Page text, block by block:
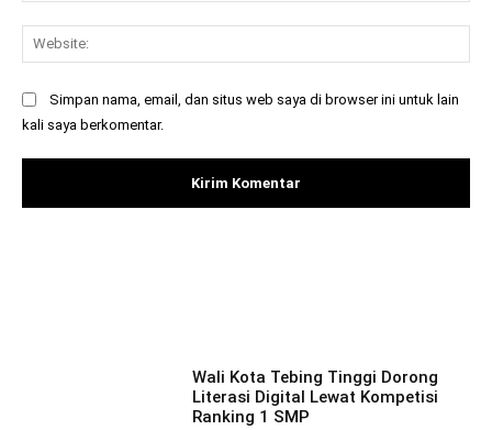
Simpan nama, email, dan situs web saya di browser ini untuk lain
kali saya berkomentar.
Wali Kota Tebing Tinggi Dorong
Literasi Digital Lewat Kompetisi
Ranking 1 SMP